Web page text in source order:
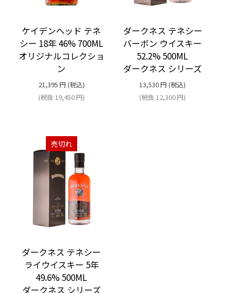
ケイデンヘッド テネ
シー 18年 46% 700ML
オリジナルコレクショ
ン
21,395 円 (税込)
(税抜 19,450円)
ダークネス テネシー
バーボン ウイスキー
52.2% 500ML
ダークネス シリーズ
13,530円 (税込)
(税抜 12,300円)
売切れ
ダークネス テネシー
ライウイスキー 5年
49.6% 500ML
ダークネス シリーズ